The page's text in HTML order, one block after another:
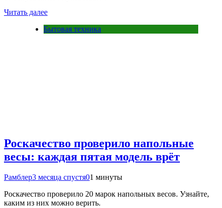
Читать далее
Бытовая техника
Роскачество проверило напольные
весы: каждая пятая модель врёт
Рамблер3 месяца спустя01 минуты
Роскачество проверило 20 марок напольных весов. Узнайте,
каким из них можно верить.